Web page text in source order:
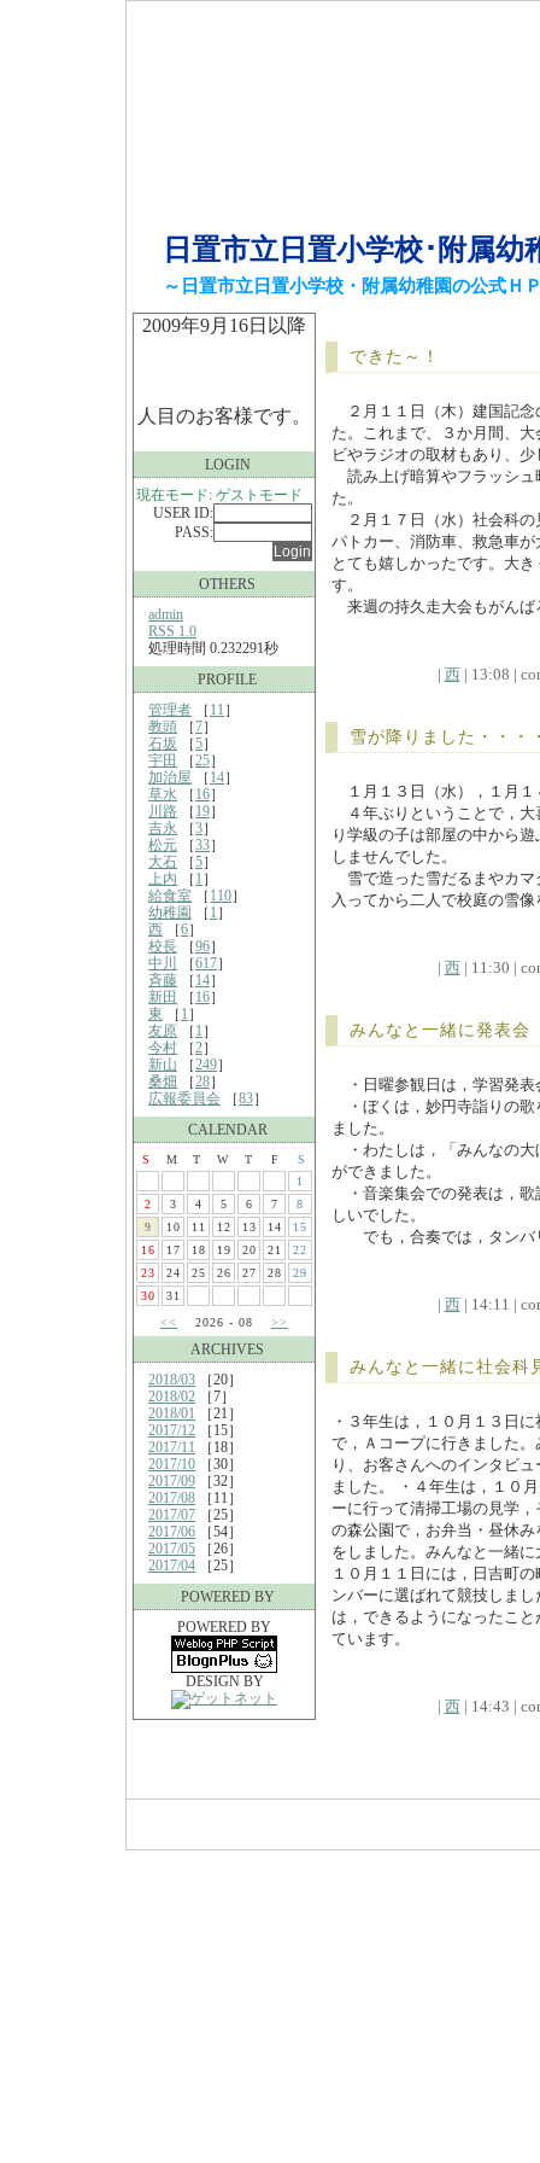
日置市立日置小学校･附属幼
～日置市立日置小学校・附属幼稚園の公式Ｈ
2009年9月16日以降
人目のお客様です。
LOGIN
現在モード: ゲストモード
USER ID:
PASS:
OTHERS
admin
RSS 1.0
処理時間 0.232291秒
PROFILE
管理者 ［ 11 ］
教頭 ［7］
石坂 ［5］
宇田
［25］
加治屋 ［ 14］
草水 ［ 16］
川路 ［ 19］
吉永 ［3］
松元 ［33］
大石 ［5］
上内 ［ 1 ］
給食室 ［ 110］
幼稚園
［ 1 ］
西 ［6］
校長 ［96］
中川
［617］
斉藤 ［ 14］
新田
［ 16］
東 ［ 1 ］
友原 ［ 1 ］
今村 ［2］
新山 ［249］
桑畑
［28］
広報委員会 ［83］
CALENDAR
S M T W T F
S
1
2
3 4 5 6 7
8
9
10 11 12 13 14
15
16
17 18 19 20 21
22
23
24 25 26 27 28
29
30
31
<<
2026 - 08 >>
ARCHIVES
2018/03 ［20］
2018/02 ［7］
2018/01 ［21］
2017/12 ［15］
2017/11 ［18］
2017/10 ［30］
2017/09 ［32］
2017/08 ［11］
2017/07 ［25］
2017/06 ［54］
2017/05 ［26］
2017/04 ［25］
POWERED BY
POWERED BY
DESIGN BY
できた～！
２月１１日（木）建国記念
た。これまで、３か月間、
ビやラジオの取材もあり、
読み上げ暗算やフラッシュ
た。
２月１７日（水）社会科の
パトカー、消防車、救急車
とても嬉しかったです。大
す。
来週の持久走大会もがんば
| 西| 13:08 |
雪が降りました・・・
１月１３日（水），１月１
４年ぶりということで，大
り学級の子は部屋の中から
しませんでした。
雪で造った雪だるまやカマ
入ってから二人で校庭の雪
| 西| 11:30 |
みんなと一緒に発表会
・日曜参観日は，学習発表
・ぼくは，妙円寺詣りの歌
ました。
・わたしは，「みんなの大
ができました。
・音楽集会での発表は，歌
しいでした。
でも，合奏では，タンバ
| 西| 14:11 |
みんなと一緒に社会科
・３年生は，１０月１３日
で，Ａコープに行きました
り、お客さんへのインタビ
ました。 ・４年生は，１０
ーに行って清掃工場の見学
の森公園で，お弁当・昼休
をしました。みんなと一緒
１０月１１日には，日吉町
ンバーに選ばれて競技しま
は，できるようになったこ
ています。
| 西| 14:43 |